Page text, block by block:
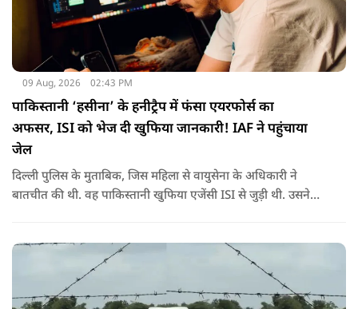
09 Aug, 2026 02:43 PM
पाकिस्तानी ‘हसीना’ के हनीट्रैप में फंसा एयरफोर्स का
अफसर, ISI को भेज दी खुफिया जानकारी! IAF ने पहुंचाया
जेल
दिल्ली पुलिस के मुताबिक, जिस महिला से वायुसेना के अधिकारी ने
बातचीत की थी. वह पाकिस्तानी खुफिया एजेंसी ISI से जुड़ी थी. उसने